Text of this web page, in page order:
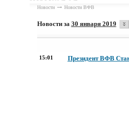
Новости Новости ВФВ
Новости за 30 января 2019
15:01 Президент ВФВ